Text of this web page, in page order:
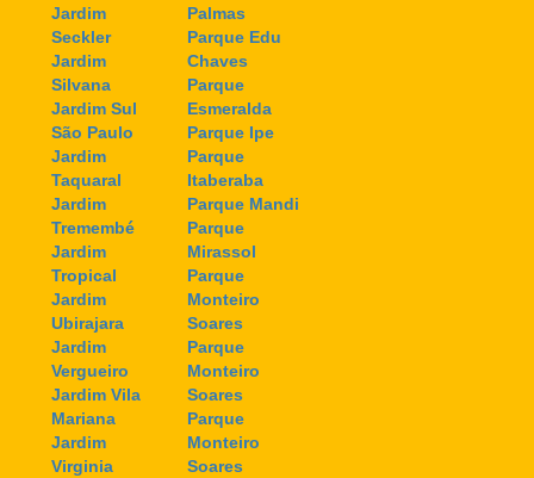
Jardim
Seckler
Jardim
Silvana
Jardim Sul
São Paulo
Jardim
Taquaral
Jardim
Tremembé
Jardim
Tropical
Jardim
Ubirajara
Jardim
Vergueiro
Jardim Vila
Mariana
Jardim
Virginia
Palmas
Parque Edu
Chaves
Parque
Esmeralda
Parque Ipe
Parque
Itaberaba
Parque Mandi
Parque
Mirassol
Parque
Monteiro
Soares
Parque
Monteiro
Soares
Parque
Monteiro
Soares